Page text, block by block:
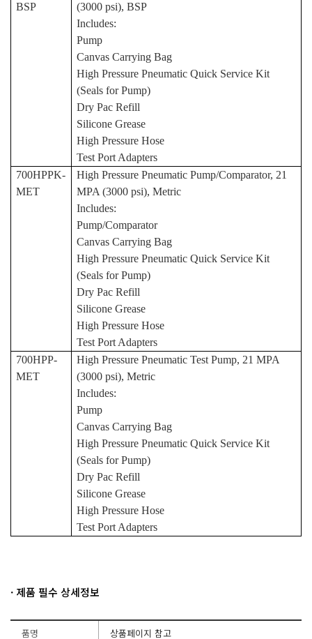
BSP
(3000 psi), BSP
Includes:
Pump
Canvas Carrying Bag
High Pressure Pneumatic Quick Service Kit
(Seals for Pump)
Dry Pac Refill
Silicone Grease
High Pressure Hose
Test Port Adapters
700HPPK-
MET
High Pressure Pneumatic Pump/Comparator, 21
MPA (3000 psi), Metric
Includes:
Pump/Comparator
Canvas Carrying Bag
High Pressure Pneumatic Quick Service Kit
(Seals for Pump)
Dry Pac Refill
Silicone Grease
High Pressure Hose
Test Port Adapters
700HPP-
MET
High Pressure Pneumatic Test Pump, 21 MPA
(3000 psi), Metric
Includes:
Pump
Canvas Carrying Bag
High Pressure Pneumatic Quick Service Kit
(Seals for Pump)
Dry Pac Refill
Silicone Grease
High Pressure Hose
Test Port Adapters
· 제품 필수 상세정보
품명 상품페이지 참고